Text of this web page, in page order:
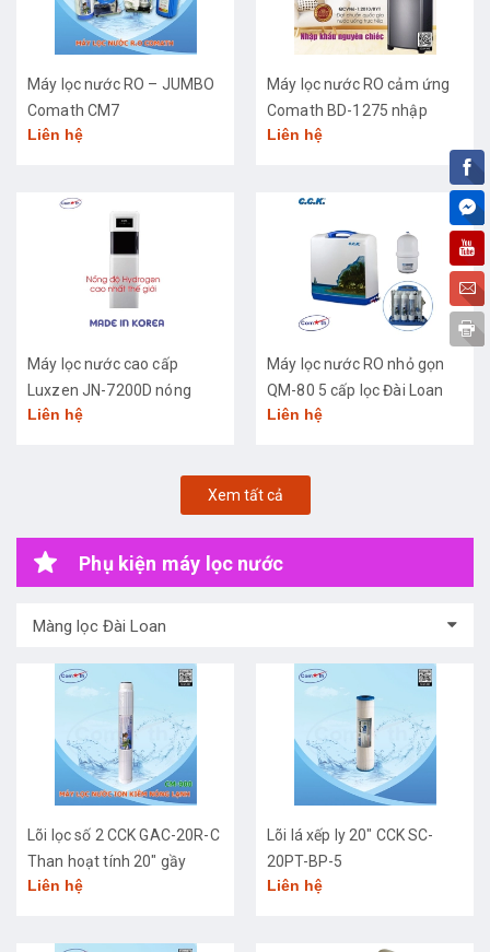
Máy lọc nước RO – JUMBO
Comath CM7
Liên hệ
Máy lọc nước RO cảm ứng
Comath BD-1275 nhập
khẩu cao cấp
Liên hệ
Máy lọc nước cao cấp
Luxzen JN-7200D nóng
lạnh
Liên hệ
Máy lọc nước RO nhỏ gọn
QM-80 5 cấp lọc Đài Loan
Liên hệ
Xem tất cả
Phụ kiện máy lọc nước
Màng lọc Đài Loan
Lõi lọc số 2 CCK GAC-20R-C
Than hoạt tính 20" gầy
Liên hệ
Lõi lá xếp ly 20" CCK SC-
20PT-BP-5
Liên hệ